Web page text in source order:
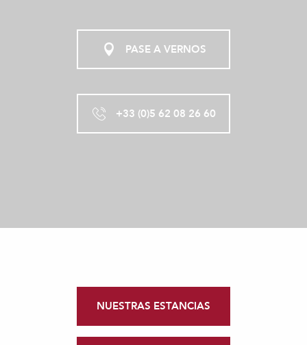
PASE A VERNOS
+33 (0)5 62 08 26 60
NUESTRAS ESTANCIAS